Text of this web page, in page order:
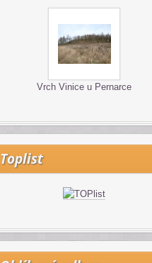
Vrch Vinice u Pernarce
Toplist